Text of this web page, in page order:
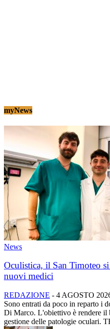
myNews
News
Oculistica, il San Timoteo
nuovi medici
REDAZIONE - 4 AGOSTO
Sono entrati da poco in reparto i
Di Marco. L'obiettivo è rendere il
gestione delle patologie oculari.